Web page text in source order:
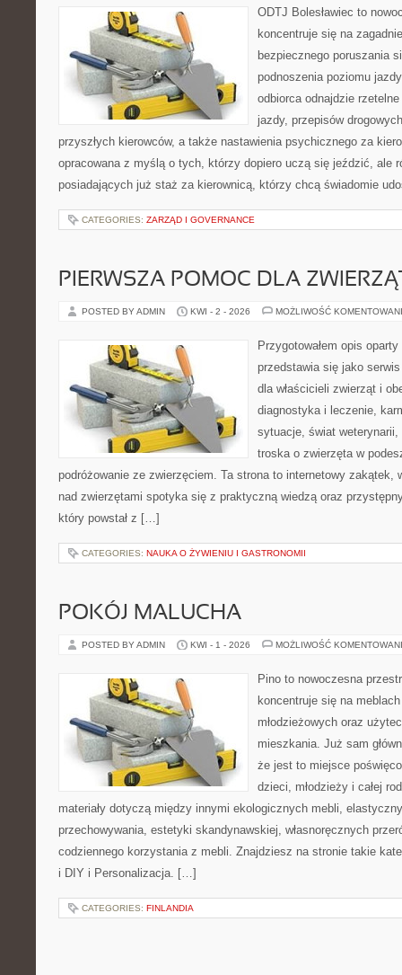
ODTJ Bolesławiec to
koncentruje się na
bezpiecznego poruszania
podnoszenia poziomu
odbiorca odnajdzie
jazdy, przepisów
przyszłych kierowców, a także nastawienia psychicznego za
opracowana z myślą o tych, którzy dopiero uczą się jeździć, ale
posiadających już staż za kierownicą, którzy chcą świadomie
CATEGORIES: ZARZĄD I GOVERNANCE
PIERWSZA POMOC DLA
POSTED BY ADMIN KWI - 2 - 2026 MOŻLIWOŚĆ
Przygotowałem opis
przedstawia się jako
dla właścicieli zwierząt i
diagnostyka i leczenie,
sytuacje, świat
troska o zwierzęta w
podróżowanie ze zwierzęciem. Ta strona to internetowy zakątek,
nad zwierzętami spotyka się z praktyczną wiedzą oraz
który powstał z […]
CATEGORIES: NAUKA O ŻYWIENIU I GASTRONOMII
POKÓJ MALUCHA
POSTED BY ADMIN KWI - 1 - 2026 MOŻLIWOŚĆ
Pino to nowoczesna
koncentruje się na
młodzieżowych oraz
mieszkania. Już sam
że jest to miejsce
dzieci, młodzieży i całej
materiały dotyczą między innymi ekologicznych mebli,
przechowywania, estetyki skandynawskiej, własnoręcznych
codziennego korzystania z mebli. Znajdziesz na stronie takie
i DIY i Personalizacja. […]
CATEGORIES: FINLANDIA